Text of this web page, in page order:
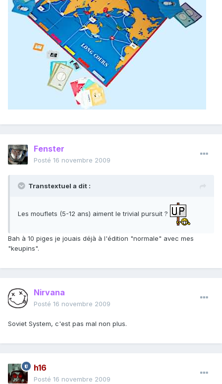
Fenster
Posté 16 novembre 2009
Transtextuel a dit :
Les mouflets (5-12 ans) aiment le trivial pursuit ?
Bah à 10 piges je jouais déjà à l'édition "normale" avec mes
"keupins".
Nirvana
Posté 16 novembre 2009
Soviet System, c'est pas mal non plus.
h16
Posté 16 novembre 2009